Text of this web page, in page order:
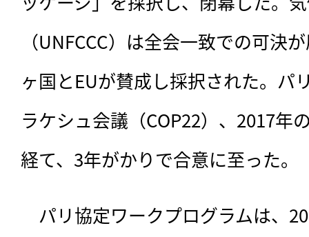
（UNFCCC）は全会一致での可決
ヶ国とEUが賛成し採択された。パ
ラケシュ会議（COP22）、2017年
経て、3年がかりで合意に至った。
パリ協定ワークプログラムは、